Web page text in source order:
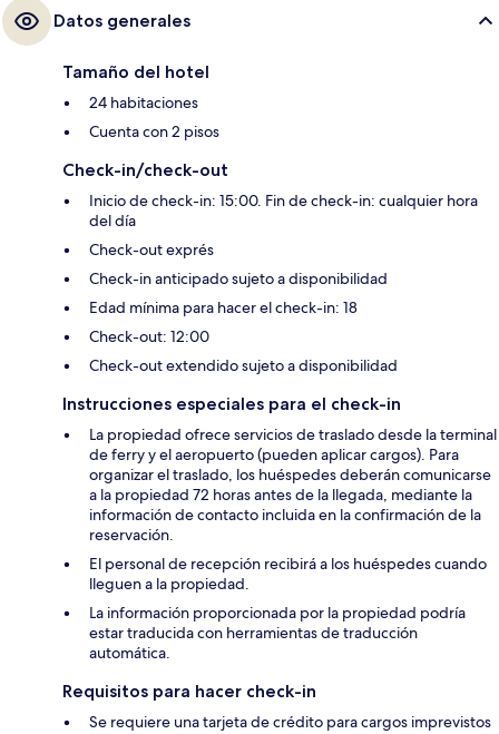
Datos generales
Tamaño del hotel
24 habitaciones
Cuenta con 2 pisos
Check-in/check-out
Inicio de check-in: 15:00. Fin de check-in: cualquier hora
del día
Check-out exprés
Check-in anticipado sujeto a disponibilidad
Edad mínima para hacer el check-in: 18
Check-out: 12:00
Check-out extendido sujeto a disponibilidad
Instrucciones especiales para el check-in
La propiedad ofrece servicios de traslado desde la terminal
de ferry y el aeropuerto (pueden aplicar cargos). Para
organizar el traslado, los huéspedes deberán comunicarse
a la propiedad 72 horas antes de la llegada, mediante la
información de contacto incluida en la confirmación de la
reservación.
El personal de recepción recibirá a los huéspedes cuando
lleguen a la propiedad.
La información proporcionada por la propiedad podría
estar traducida con herramientas de traducción
automática.
Requisitos para hacer check-in
Se requiere una tarjeta de crédito para cargos imprevistos